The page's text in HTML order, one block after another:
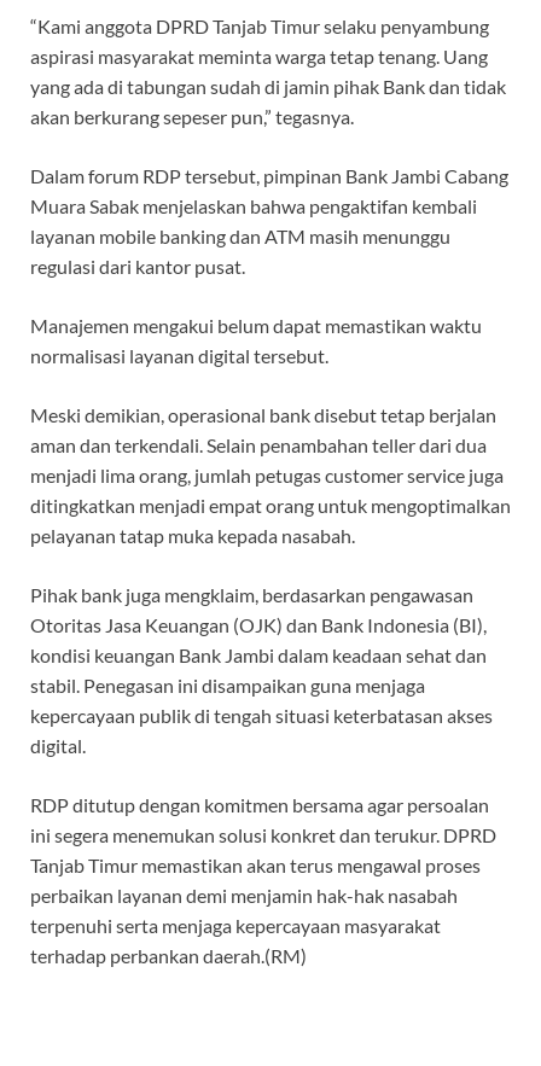
“Kami anggota DPRD Tanjab Timur selaku penyambung
aspirasi masyarakat meminta warga tetap tenang. Uang
yang ada di tabungan sudah di jamin pihak Bank dan tidak
akan berkurang sepeser pun,” tegasnya.
Dalam forum RDP tersebut, pimpinan Bank Jambi Cabang
Muara Sabak menjelaskan bahwa pengaktifan kembali
layanan mobile banking dan ATM masih menunggu
regulasi dari kantor pusat.
Manajemen mengakui belum dapat memastikan waktu
normalisasi layanan digital tersebut.
Meski demikian, operasional bank disebut tetap berjalan
aman dan terkendali. Selain penambahan teller dari dua
menjadi lima orang, jumlah petugas customer service juga
ditingkatkan menjadi empat orang untuk mengoptimalkan
pelayanan tatap muka kepada nasabah.
Pihak bank juga mengklaim, berdasarkan pengawasan
Otoritas Jasa Keuangan (OJK) dan Bank Indonesia (BI),
kondisi keuangan Bank Jambi dalam keadaan sehat dan
stabil. Penegasan ini disampaikan guna menjaga
kepercayaan publik di tengah situasi keterbatasan akses
digital.
RDP ditutup dengan komitmen bersama agar persoalan
ini segera menemukan solusi konkret dan terukur. DPRD
Tanjab Timur memastikan akan terus mengawal proses
perbaikan layanan demi menjamin hak-hak nasabah
terpenuhi serta menjaga kepercayaan masyarakat
terhadap perbankan daerah.(RM)